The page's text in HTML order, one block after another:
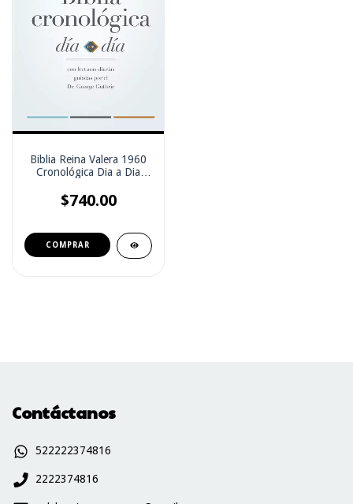
Biblia Reina Valera 1960
Cronológica Dia a Dia
$740.00
Contáctanos
522222374816
2222374816